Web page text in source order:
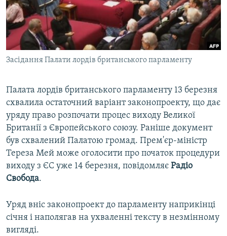
ВІДЕОУРОКИ «ELIFBE»
СВІДЧЕННЯ ОКУПАЦІЇ
УКРАЇНСЬКА ПРОБЛЕМА КРИМУ
ІНФОГРАФІКА
Русский
Qırımtatar
ДОЛУЧАЙСЯ!
Засідання Палати лордів британського парламенту
Палата лордів британського парламенту 13 березня
схвалила остаточний варіант законопроекту, що дає
уряду право розпочати процес виходу Великої
Британії з Європейського союзу. Раніше документ
був схвалений Палатою громад. Прем'єр-міністр
Тереза Мей може оголосити про початок процедури
виходу з ЄС уже 14 березня, повідомляє Радіо
Свобода.
Уряд вніс законопроект до парламенту наприкінці
січня і наполягав на ухваленні тексту в незмінному
вигляді.